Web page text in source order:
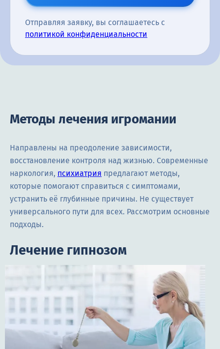
Отправляя заявку, вы соглашаетесь с
политикой конфиденциальности
Методы лечения игромании
Направлены на преодоление зависимости,
восстановление контроля над жизнью. Современные
наркология, психиатрия предлагают методы,
которые помогают справиться с симптомами,
устранить её глубинные причины. Не существует
универсального пути для всех. Рассмотрим основные
подходы.
Лечение гипнозом